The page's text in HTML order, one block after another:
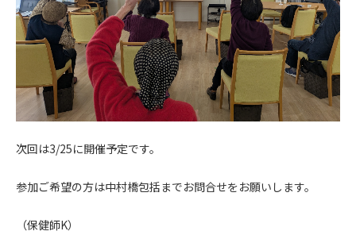
次回は3/25に開催予定です。
参加ご希望の方は中村橋包括までお問合せをお願いします。
（保健師K）